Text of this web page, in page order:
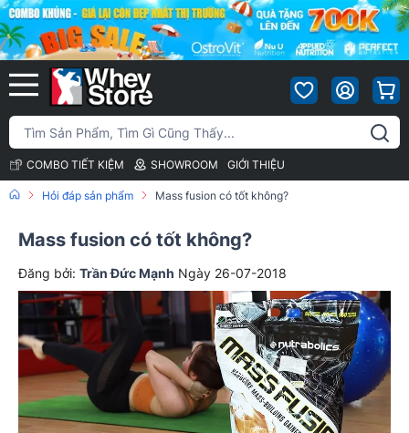
COMBO TIẾT KIỆM SHOWROOM GIỚI THIỆU
Hỏi đáp sản phẩm Mass fusion có tốt không?
Mass fusion có tốt không?
Đăng bởi: Trần Đức Mạnh Ngày 26-07-2018